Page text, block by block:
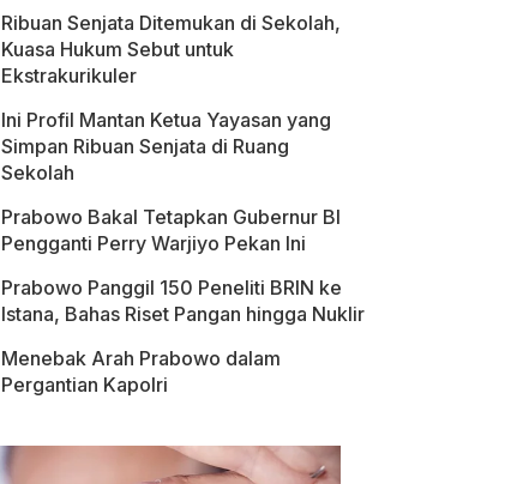
Ribuan Senjata Ditemukan di Sekolah,
Kuasa Hukum Sebut untuk
Ekstrakurikuler
Ini Profil Mantan Ketua Yayasan yang
Simpan Ribuan Senjata di Ruang
Sekolah
Prabowo Bakal Tetapkan Gubernur BI
Pengganti Perry Warjiyo Pekan Ini
Prabowo Panggil 150 Peneliti BRIN ke
Istana, Bahas Riset Pangan hingga Nuklir
Menebak Arah Prabowo dalam
Pergantian Kapolri